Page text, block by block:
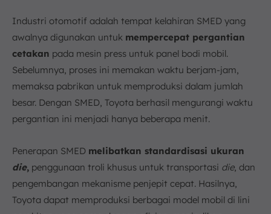
Industri otomotif adalah tempat kelahiran SMED yang
awalnya digunakan untuk mempercepat pergantian
cetakan pada mesin press untuk panel bodi mobil.
Sebelumnya, proses ini memakan waktu berjam-jam,
memaksa pabrikan untuk memproduksi dalam jumlah
besar. Dengan SMED, Toyota berhasil mengurangi waktu
pergantian ini menjadi hanya beberapa menit.
Penerapan SMED melibatkan standardisasi ukuran
die, penggunaan troli khusus untuk transportasi die, dan
pengembangan mekanisme penjepit cepat. Hasilnya,
Toyota dapat memproduksi berbagai model mobil di lini